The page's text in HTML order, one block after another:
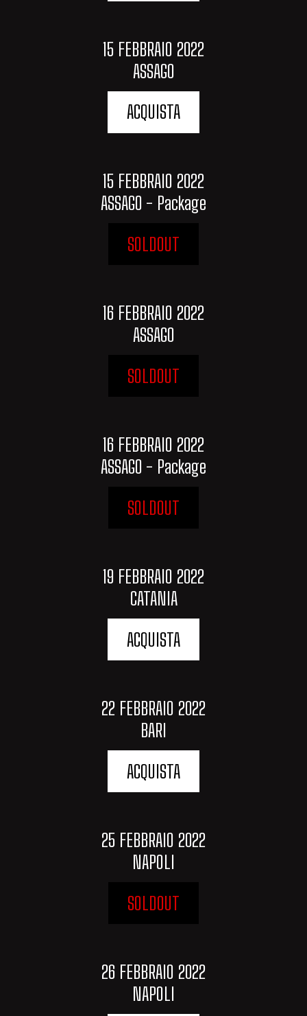
15 FEBBRAIO 2022
ASSAGO
ACQUISTA
15 FEBBRAIO 2022
ASSAGO - Package
SOLDOUT
16 FEBBRAIO 2022
ASSAGO
SOLDOUT
16 FEBBRAIO 2022
ASSAGO - Package
SOLDOUT
19 FEBBRAIO 2022
CATANIA
ACQUISTA
22 FEBBRAIO 2022
BARI
ACQUISTA
25 FEBBRAIO 2022
NAPOLI
SOLDOUT
26 FEBBRAIO 2022
NAPOLI